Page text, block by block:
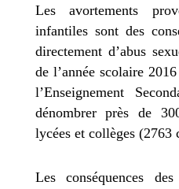
Les avortements
infantilessont des
directement d’abus
de l’année scolaire
l’Enseignement
dénombrerprès de
lycées et collèges (2763
Les conséquences